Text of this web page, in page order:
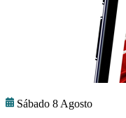
Sábado 8 Agosto